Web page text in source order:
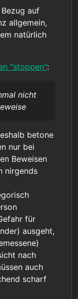
wir wissen
aktuell
sagen.
rein
nicht um
sondern allein
dafür auch
(von denen
ist) über
oder weniger
werden.
auf
allgemein,
natürlich
"stoppen":
nicht
betone
nur bei
Beweisen
nirgends
für
ausgeht,
nach
auch
scharf